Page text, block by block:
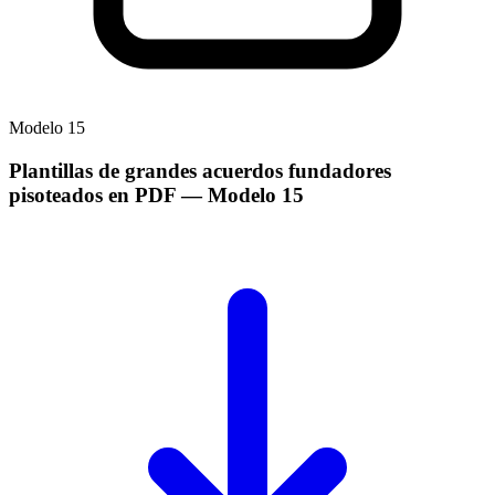
Modelo 15
Plantillas de grandes acuerdos fundadores
pisoteados en PDF— Modelo 15